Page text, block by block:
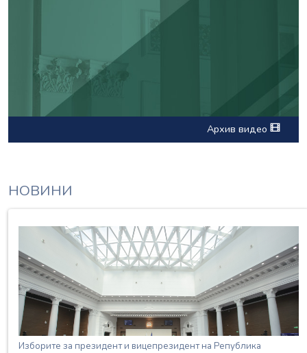
Архив видео
НОВИНИ
Изборите за президент и вицепрезидент на Република